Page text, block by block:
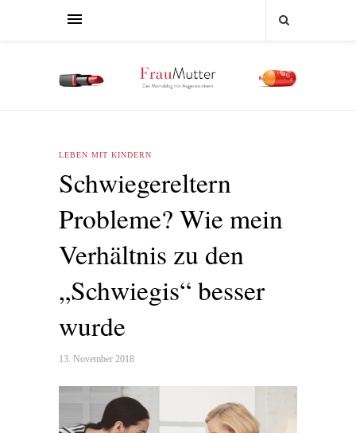
LEBEN MIT KINDERN
Schwiegereltern
Probleme? Wie mein
Verhältnis zu den
„Schwiegis“ besser
wurde
13. November 2018